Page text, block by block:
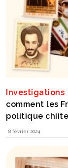
Investigations
comment les
politique
8 février 2024